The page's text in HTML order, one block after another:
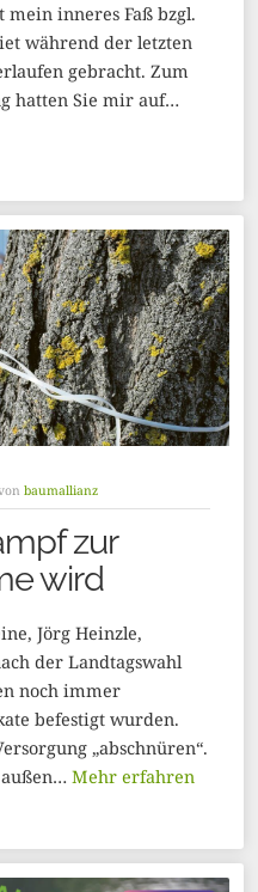
inneres Faß bzgl.
während der letzten
gebracht. Zum
hatten Sie mir auf…
baumallianz
zur
wird
Jörg Heinzle,
der Landtagswahl
noch immer
befestigt wurden.
„abschnüren“.
Mehr erfahren